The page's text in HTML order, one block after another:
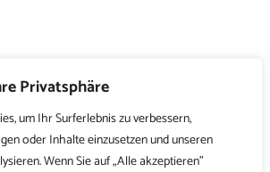
Privatsphäre
um Ihr Surferlebnis zu verbessern,
oder Inhalte einzusetzen und unseren
Wenn Sie auf „Alle akzeptieren"